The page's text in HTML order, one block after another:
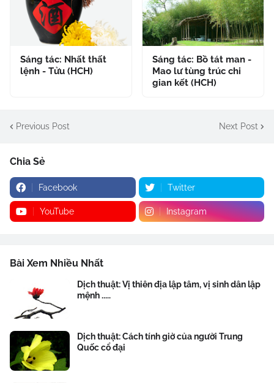
Sáng tác: Nhất thất
lệnh - Tửu (HCH)
Sáng tác: Bồ tát man -
Mao lư tùng trúc chi
gian kết (HCH)
Previous Post Next Post
Chia Sẻ
Facebook Twitter
YouTube Instagram
Bài Xem Nhiều Nhất
Dịch thuật: Vị thiên địa lập tâm, vị sinh dân lập
mệnh .....
Dịch thuật: Cách tính giờ của người Trung
Quốc cổ đại